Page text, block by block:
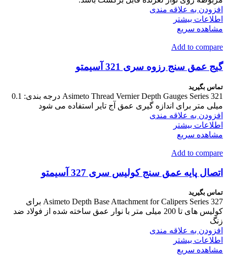
افزودن به علاقه مندی
اطلاعات بیشتر
مشاهده سریع
Add to compare
گیج عمق سنج رزوه سری 321 آسیمتو
تماس بگیرید
Asimeto Thread Vernier Depth Gauges Series 321 درجه بندی: 0.1
میلی متر برای اندازه گیری عمق آج تایر استفاده می شود
افزودن به علاقه مندی
اطلاعات بیشتر
مشاهده سریع
Add to compare
اتصال پایه عمق سنج کولیس سری 327 آسیمتو
تماس بگیرید
Asimeto Depth Base Attachment for Calipers Series 327 برای
کولیس های تا 200 میلی متر با نوار عمق ساخته شده از فولاد ضد
زنگ
افزودن به علاقه مندی
اطلاعات بیشتر
مشاهده سریع